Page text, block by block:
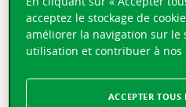
acceptez le stockage de
améliorer la navigation sur le
utilisation et contribuer à nos
ACCEPTER TOUS